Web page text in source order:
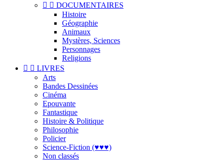
  DOCUMENTAIRES
Histoire
Géographie
Animaux
Mystères, Sciences
Personnages
Religions
  LIVRES
Arts
Bandes Dessinées
Cinéma
Epouvante
Fantastique
Histoire & Politique
Philosophie
Policier
Science-Fiction (♥♥♥)
Non classés